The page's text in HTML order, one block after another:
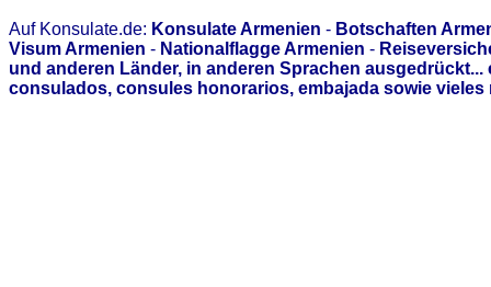
Auf Konsulate.de: Konsulate Armenien - Botschaften
Visum Armenien - Nationalflagge Armenien -
und anderen Länder, in anderen Sprachen
consulados, consules honorarios, embajada sowie vieles